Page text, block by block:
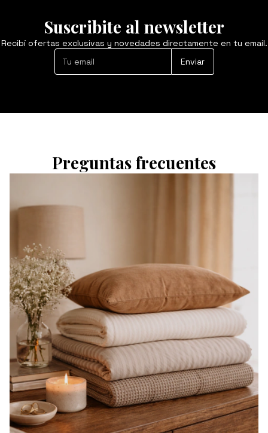
Suscribite al newsletter
Recibí ofertas exclusivas y novedades directamente en tu email.
Enviar
Preguntas frecuentes